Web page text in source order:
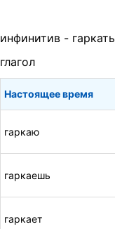
инфинитив - гаркать
глагол
Настоящее время
гаркаю
гаркаешь
гаркает